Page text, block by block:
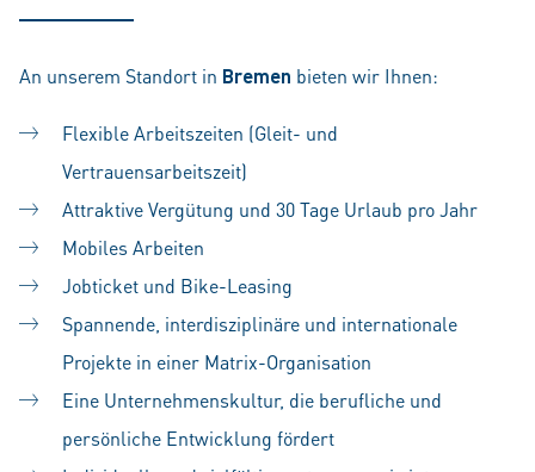
An unserem Standort in Bremen bieten wir Ihnen:
Flexible Arbeitszeiten (Gleit- und
Vertrauensarbeitszeit)
Attraktive Vergütung und 30 Tage Urlaub pro Jahr
Mobiles Arbeiten
Jobticket und Bike-Leasing
Spannende, interdisziplinäre und internationale
Projekte in einer Matrix-Organisation
Eine Unternehmenskultur, die berufliche und
persönliche Entwicklung fördert